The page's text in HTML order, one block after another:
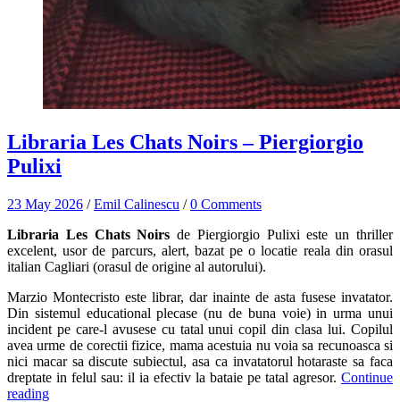
Libraria Les Chats Noirs – Piergiorgio
Pulixi
23 May 2026 /Emil Calinescu /0 Comments
Libraria Les Chats Noirs de Piergiorgio Pulixi este un thriller
excelent, usor de parcurs, alert, bazat pe o locatie reala din orasul
italian Cagliari (orasul de origine al autorului).
Marzio Montecristo este librar, dar inainte de asta fusese invatator.
Din sistemul educational plecase (nu de buna voie) in urma unui
incident pe care-l avusese cu tatal unui copil din clasa lui. Copilul
avea urme de corectii fizice, mama acestuia nu voia sa recunoasca si
nici macar sa discute subiectul, asa ca invatatorul hotaraste sa faca
dreptate in felul sau: il ia efectiv la bataie pe tatal agresor. Continue
reading